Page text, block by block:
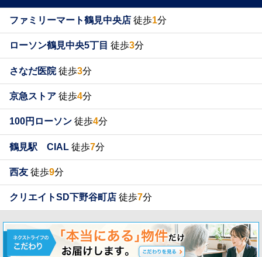
ファミリーマート鶴見中央店 徒歩1分
ローソン鶴見中央5丁目 徒歩3分
さなだ医院徒歩3分
京急ストア 徒歩4分
100円ローソン 徒歩4分
鶴見駅 CIAL 徒歩7分
西友 徒歩9分
クリエイトSD下野谷町店 徒歩7分